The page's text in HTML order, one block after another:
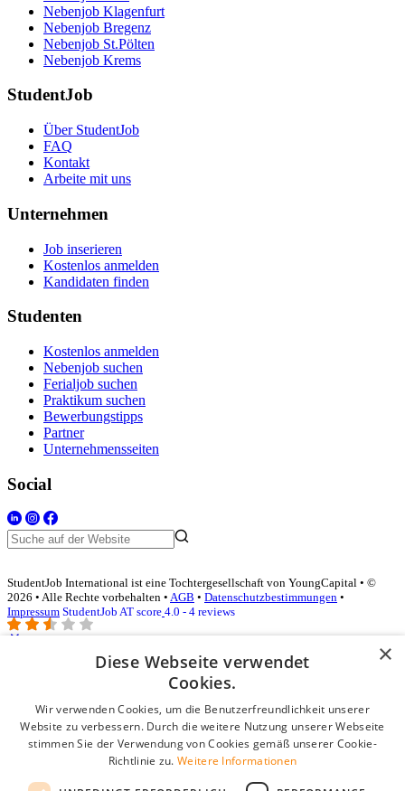
Nebenjob Klagenfurt
Nebenjob Bregenz
Nebenjob St.Pölten
Nebenjob Krems
StudentJob
Über StudentJob
FAQ
Kontakt
Arbeite mit uns
Unternehmen
Job inserieren
Kostenlos anmelden
Kandidaten finden
Studenten
Kostenlos anmelden
Nebenjob suchen
Ferialjob suchen
Praktikum suchen
Bewerbungstipps
Partner
Unternehmensseiten
Social
StudentJob International ist eine Tochtergesellschaft von YoungCapital • ©
2026 • Alle Rechte vorbehalten • AGB • Datenschutzbestimmungen •
Impressum StudentJob AT score 4.0 - 4 reviews
Login für Unternehmen
E-Mail*
Passwort
Angemeldet bleiben
×
Diese Webseite verwendet
Cookies.
Wir verwenden Cookies, um die Benutzerfreundlichkeit unserer
Website zu verbessern. Durch die weitere Nutzung unserer Webseite
stimmen Sie der Verwendung von Cookies gemäß unserer Cookie-
Richtlinie zu. Weitere Informationen